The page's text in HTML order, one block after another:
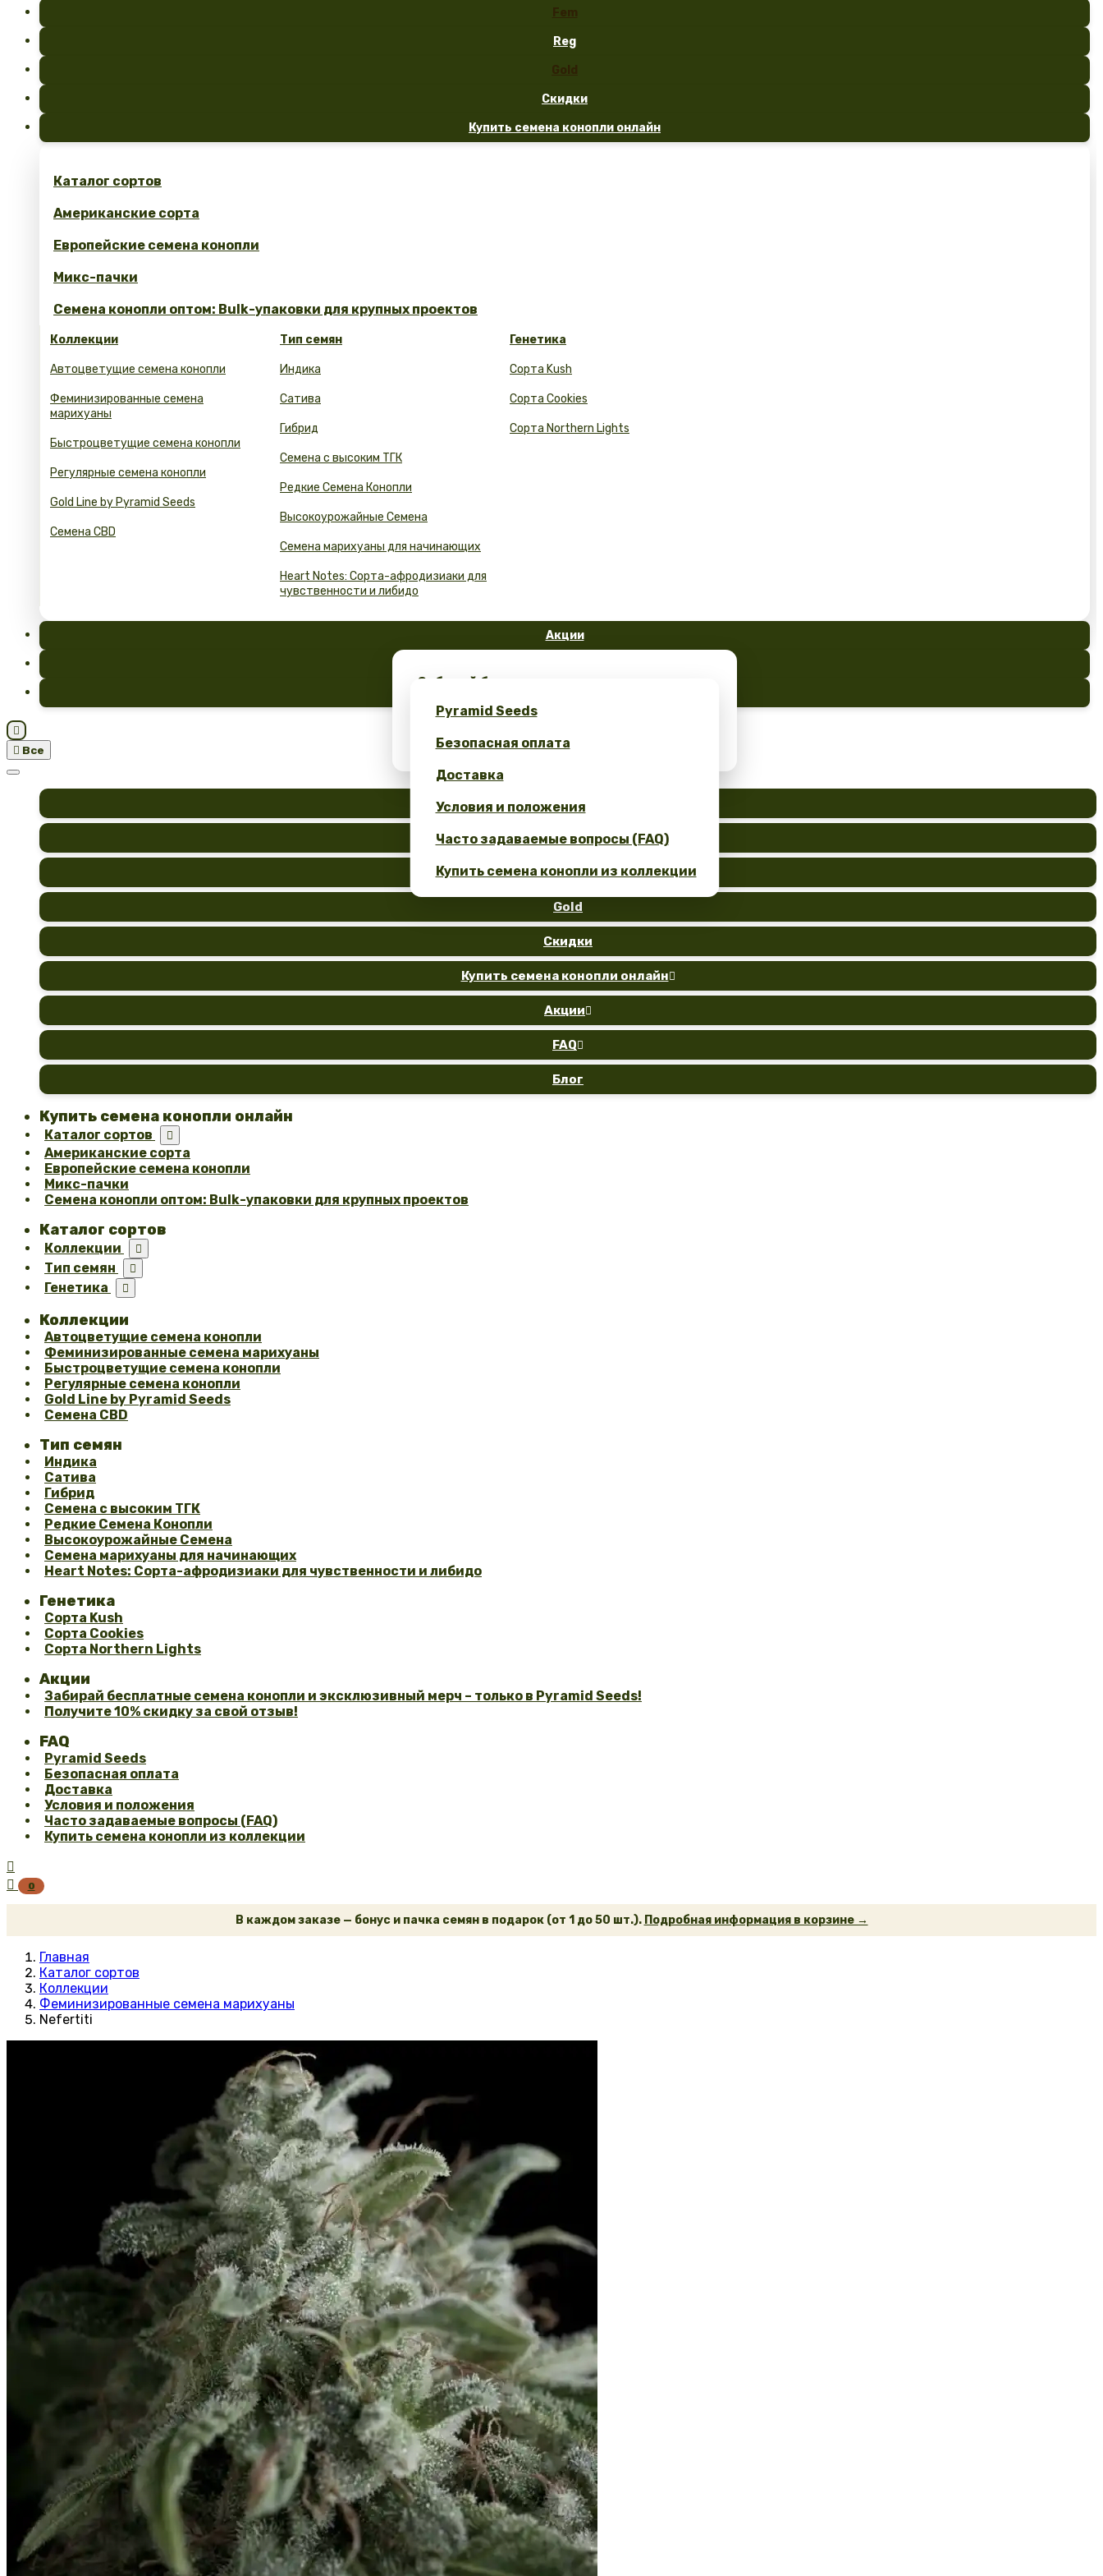
Fem
Reg
Gold
Скидки
Купить семена конопли онлайн
Каталог сортов
Американские сорта
Европейские семена конопли
Микс-пачки
Семена конопли оптом: Bulk-упаковки для крупных проектов
Коллекции
Автоцветущие семена конопли
Феминизированные семена
марихуаны
Быстроцветущие семена конопли
Регулярные семена конопли
Gold Line by Pyramid Seeds
Семена CBD
Тип семян
Индика
Сатива
Гибрид
Семена с высоким ТГК
Редкие Семена Конопли
Высокоурожайные Семена
Семена марихуаны для начинающих
Heart Notes: Сорта-афродизиаки для
чувственности и либидо
Генетика
Сорта Kush
Сорта Cookies
Сорта Northern Lights
Акции
Забирай бесплатные семена конопли и
Seeds!
Получите 10% скидку за свой отзыв!
Pyramid Seeds
Безопасная оплата
Доставка
Условия и положения
Часто задаваемые вопросы (FAQ)
Купить семена конопли из коллекции

 Все
Auto
Fem
Reg
Gold
Скидки
Купить семена конопли онлайн 
Акции 
FAQ 
Блог
Купить семена конопли онлайн
Каталог сортов 
Американские сорта
Европейские семена конопли
Микс-пачки
Семена конопли оптом: Bulk-упаковки для крупных проектов
Каталог сортов
Коллекции 
Тип семян 
Генетика 
Коллекции
Автоцветущие семена конопли
Феминизированные семена марихуаны
Быстроцветущие семена конопли
Регулярные семена конопли
Gold Line by Pyramid Seeds
Семена CBD
Тип семян
Индика
Сатива
Гибрид
Семена с высоким ТГК
Редкие Семена Конопли
Высокоурожайные Семена
Семена марихуаны для начинающих
Heart Notes: Сорта-афродизиаки для чувственности и либидо
Генетика
Сорта Kush
Сорта Cookies
Сорта Northern Lights
Акции
Забирай бесплатные семена конопли и эксклюзивный мерч – только в Pyramid Seeds!
Получите 10% скидку за свой отзыв!
FAQ
Pyramid Seeds
Безопасная оплата
Доставка
Условия и положения
Часто задаваемые вопросы (FAQ)
Купить семена конопли из коллекции


0
В каждом заказе — бонус и пачка семян в подарок (от 1 до 50 шт.). Подробная информация в корзине →
Главная
Каталог сортов
Коллекции
Феминизированные семена марихуаны
Nefertiti